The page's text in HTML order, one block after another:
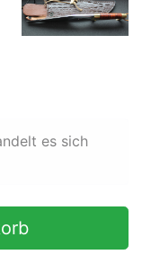
es sich